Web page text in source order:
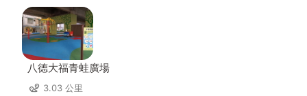
八德大福青蛙廣場
3.03 公里